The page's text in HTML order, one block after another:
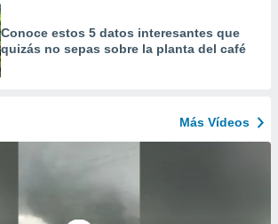
Conoce estos 5 datos interesantes que
quizás no sepas sobre la planta del café
Más Vídeos